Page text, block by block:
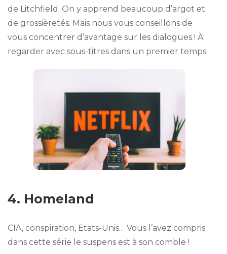
de Litchfield. On y apprend beaucoup d’argot et
de grossièretés. Mais nous vous conseillons de
vous concentrer d’avantage sur les dialogues ! À
regarder avec sous-titres dans un premier temps.
4. Homeland
CIA, conspiration, Etats-Unis… Vous l’avez compris
dans cette série le suspens est à son comble !